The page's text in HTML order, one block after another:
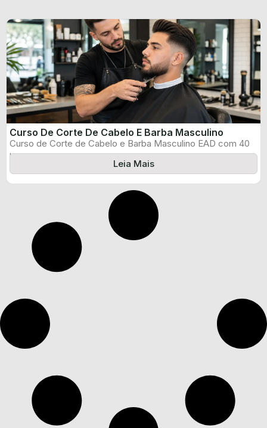
Curso De Corte De Cabelo E Barba Masculino
Curso de Corte de Cabelo e Barba Masculino EAD com 40
horas, certificado ...
Leia Mais